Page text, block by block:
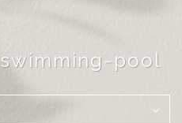
swimming-pool